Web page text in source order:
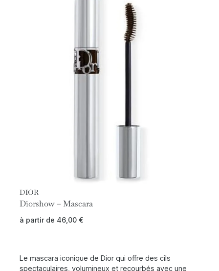
DIOR
Diorshow – Mascara
à partir de 46,00 €
Le mascara iconique de Dior qui offre des cils
spectaculaires, volumineux et recourbés avec une